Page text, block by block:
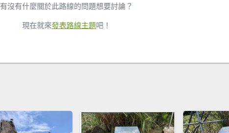
有沒有什麼關於此路線的問題想要討論？
現在就來發表路線主題吧！